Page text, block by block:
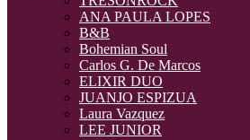
ANA PAULA LOPES
B&B
Bohemian Soul
Carlos G. De Marcos
ELIXIR DUO
JUANJO ESPIZUA
Laura Vazquez
LEE JUNIOR